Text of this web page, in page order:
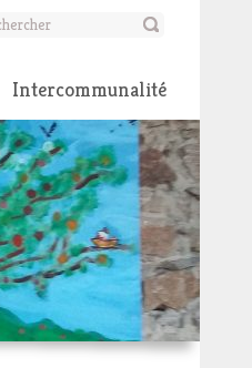
Intercommunalité